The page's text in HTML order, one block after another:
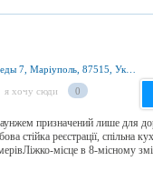
я хочу сюди 0
призначений лише для
стійка реєстрації, спільна
місце в 8-місному